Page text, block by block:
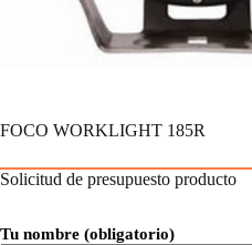
FOCO WORKLIGHT 185R
Solicitud de presupuesto producto
Tu nombre (obligatorio)